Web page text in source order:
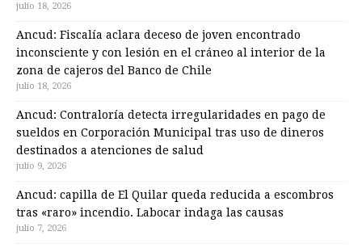
julio 18, 2026
Ancud: Fiscalía aclara deceso de joven encontrado
inconsciente y con lesión en el cráneo al interior de la
zona de cajeros del Banco de Chile
julio 18, 2026
Ancud: Contraloría detecta irregularidades en pago de
sueldos en Corporación Municipal tras uso de dineros
destinados a atenciones de salud
julio 9, 2026
Ancud: capilla de El Quilar queda reducida a escombros
tras «raro» incendio. Labocar indaga las causas
julio 7, 2026